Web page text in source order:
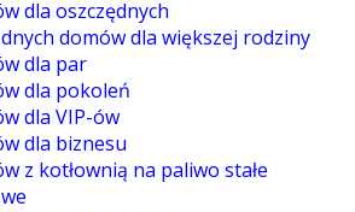
dla oszczędnych
domów dla większej rodziny
dla par
dla pokoleń
dla VIP-ów
dla biznesu
z kotłownią na paliwo stałe